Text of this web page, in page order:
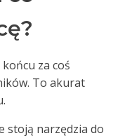
końcu za coś
To akurat
stoją narzędzia do